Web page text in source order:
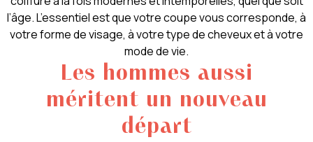
l’âge. L’essentiel est que votre coupe vous corresponde, à
votre forme de visage, à votre type de cheveux et à votre
mode de vie.
Les hommes aussi
méritent un nouveau
départ